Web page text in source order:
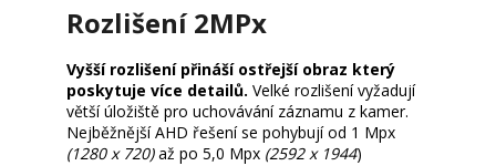
Rozlišení 2MPx
Vyšší rozlišení přináší ostřejší obraz který
poskytuje více detailů. Velké rozlišení vyžadují
větší úložiště pro uchovávání záznamu z kamer.
Nejběžnější AHD řešení se pohybují od 1 Mpx
(1280 x 720)až po 5,0 Mpx (2592 x 1944)